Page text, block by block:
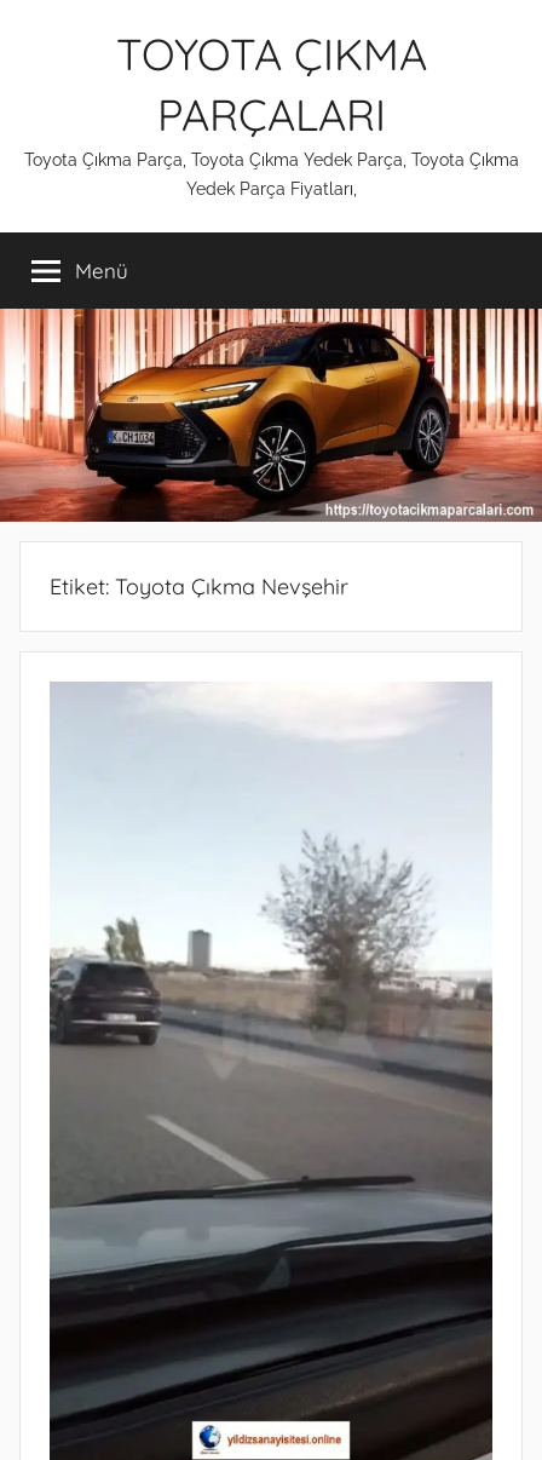
TOYOTA ÇIKMA
PARÇALARI
Toyota Çıkma Parça, Toyota Çıkma Yedek Parça, Toyota Çıkma
Yedek Parça Fiyatları,
Menü
Etiket: Toyota Çıkma Nevşehir